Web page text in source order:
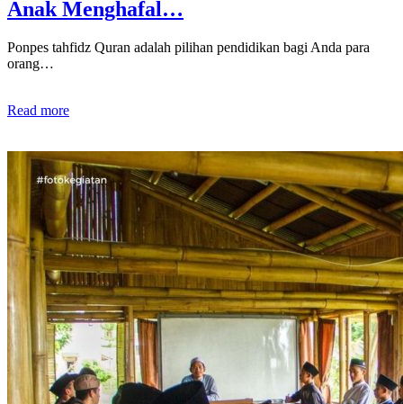
Anak Menghafal…
Ponpes tahfidz Quran adalah pilihan pendidikan bagi Anda para
orang…
Read more